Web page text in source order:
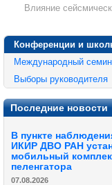
Влияние
Конференции и
Международный
Выборы руководителя
Последние новости
В пункте
ИКИР ДВО РАН
мобильный
пеленгатора
07.08.2026